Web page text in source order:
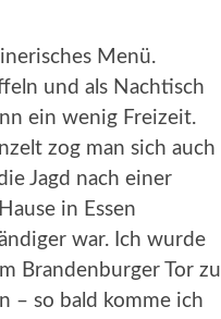
Menü.
und als Nachtisch
ein wenig Freizeit.
zog man sich auch
Jagd nach einer
in Essen
war. Ich wurde
Brandenburger Tor zu
– so bald komme ich